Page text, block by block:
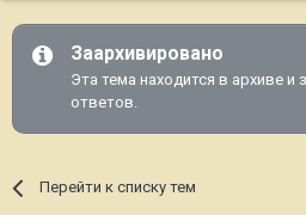
Заархивировано
Эта тема находится в архиве
ответов.
Перейти к списку тем